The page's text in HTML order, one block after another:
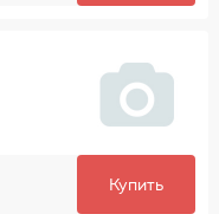
Купить